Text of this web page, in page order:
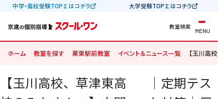
中学・高校受験TOP∑はコチラ 大学受験TOP∑はコチラ
教室検索
MENU
ホーム 教室を探す 栗東駅前教室 イベント＆ニュース一覧 【玉川高
【玉川高校、草津東高
｜定期テス